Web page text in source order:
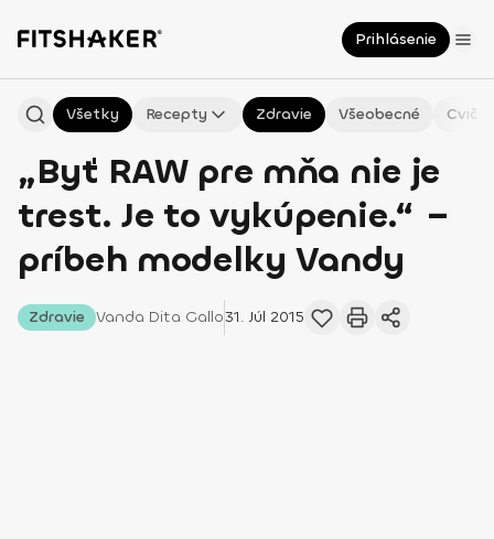
Prihlásenie
Všetky Recepty Zdravie Všeobecné
„Byť RAW pre mňa nie je
trest. Je to vykúpenie.“ –
príbeh modelky Vandy
Zdravie Vanda Dita Gallo31. Júl 2015